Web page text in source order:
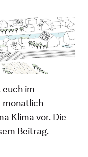
im
monatlich
Klima vor. Die
Beitrag.